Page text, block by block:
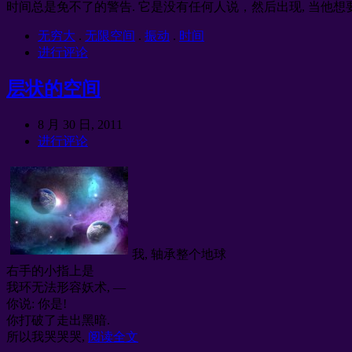
时间总是免不了的警告. 它是没有任何人说，然后出现, 当他想
无穷大 . 无限空间 . 振动 . 时间
进行评论
层状的空间
8 月 30 日, 2011
进行评论
我, 轴承整个地球
右手的小指上是
我环无法形容妖术, —
你说: 你是!
你打破了走出黑暗.
所以我哭哭哭, 阅读全文